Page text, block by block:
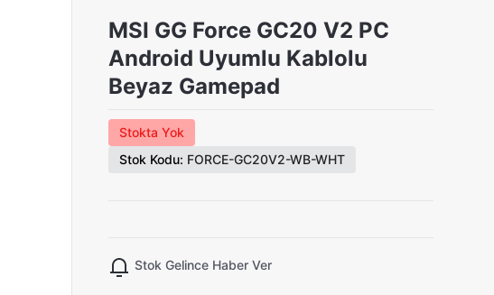
MSI GG Force GC20 V2 PC
Android Uyumlu Kablolu
Beyaz Gamepad
Stokta Yok
Stok Kodu: FORCE-GC20V2-WB-WHT
Stok Gelince Haber Ver